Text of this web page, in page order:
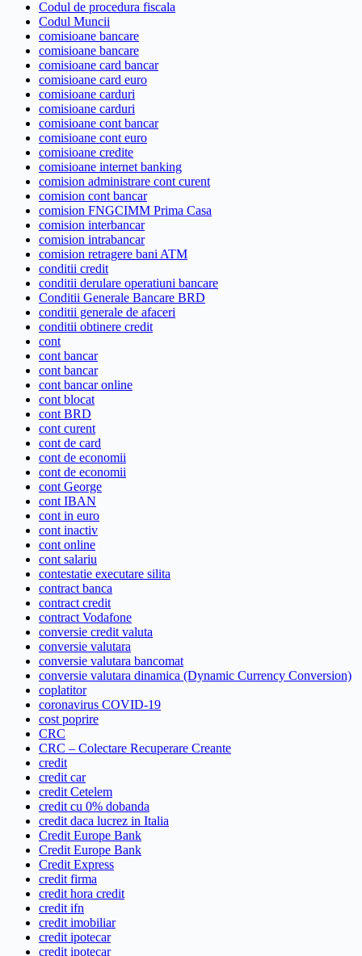
Codul de procedura fiscala
Codul Muncii
comisioane bancare
comisioane bancare
comisioane card bancar
comisioane card euro
comisioane carduri
comisioane carduri
comisioane cont bancar
comisioane cont euro
comisioane credite
comisioane internet banking
comision administrare cont curent
comision cont bancar
comision FNGCIMM Prima Casa
comision interbancar
comision intrabancar
comision retragere bani ATM
conditii credit
conditii derulare operatiuni bancare
Conditii Generale Bancare BRD
conditii generale de afaceri
conditii obtinere credit
cont
cont bancar
cont bancar
cont bancar online
cont blocat
cont BRD
cont curent
cont de card
cont de economii
cont de economii
cont George
cont IBAN
cont in euro
cont inactiv
cont online
cont salariu
contestatie executare silita
contract banca
contract credit
contract Vodafone
conversie credit valuta
conversie valutara
conversie valutara bancomat
conversie valutara dinamica (Dynamic Currency Conversion)
coplatitor
coronavirus COVID-19
cost poprire
CRC
CRC – Colectare Recuperare Creante
credit
credit car
credit Cetelem
credit cu 0% dobanda
credit daca lucrez in Italia
Credit Europe Bank
Credit Europe Bank
Credit Express
credit firma
credit hora credit
credit ifn
credit imobiliar
credit ipotecar
credit ipotecar